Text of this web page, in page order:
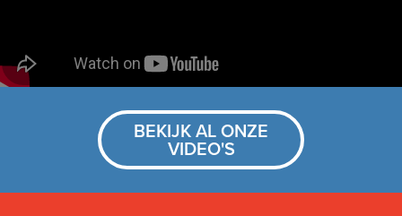
BEKIJK AL ONZE
VIDEO'S